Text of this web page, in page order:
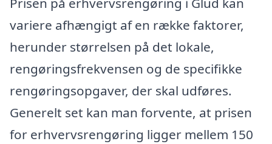
variere afhængigt af en række faktorer,
herunder størrelsen på det lokale,
rengøringsfrekvensen og de specifikke
rengøringsopgaver, der skal udføres.
Generelt set kan man forvente, at prisen
for erhvervsrengøring ligger mellem 150